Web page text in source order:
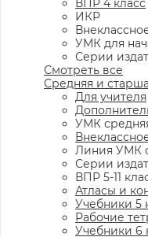
ВПР 4 класс
ИКР
УМК для
Серии
Смотреть все
Средняя и
Для учителя
УМК
Линия УМК
Серии
ВПР 5-11
Атласы и
Учебники 5
Рабочие
Учебники 6